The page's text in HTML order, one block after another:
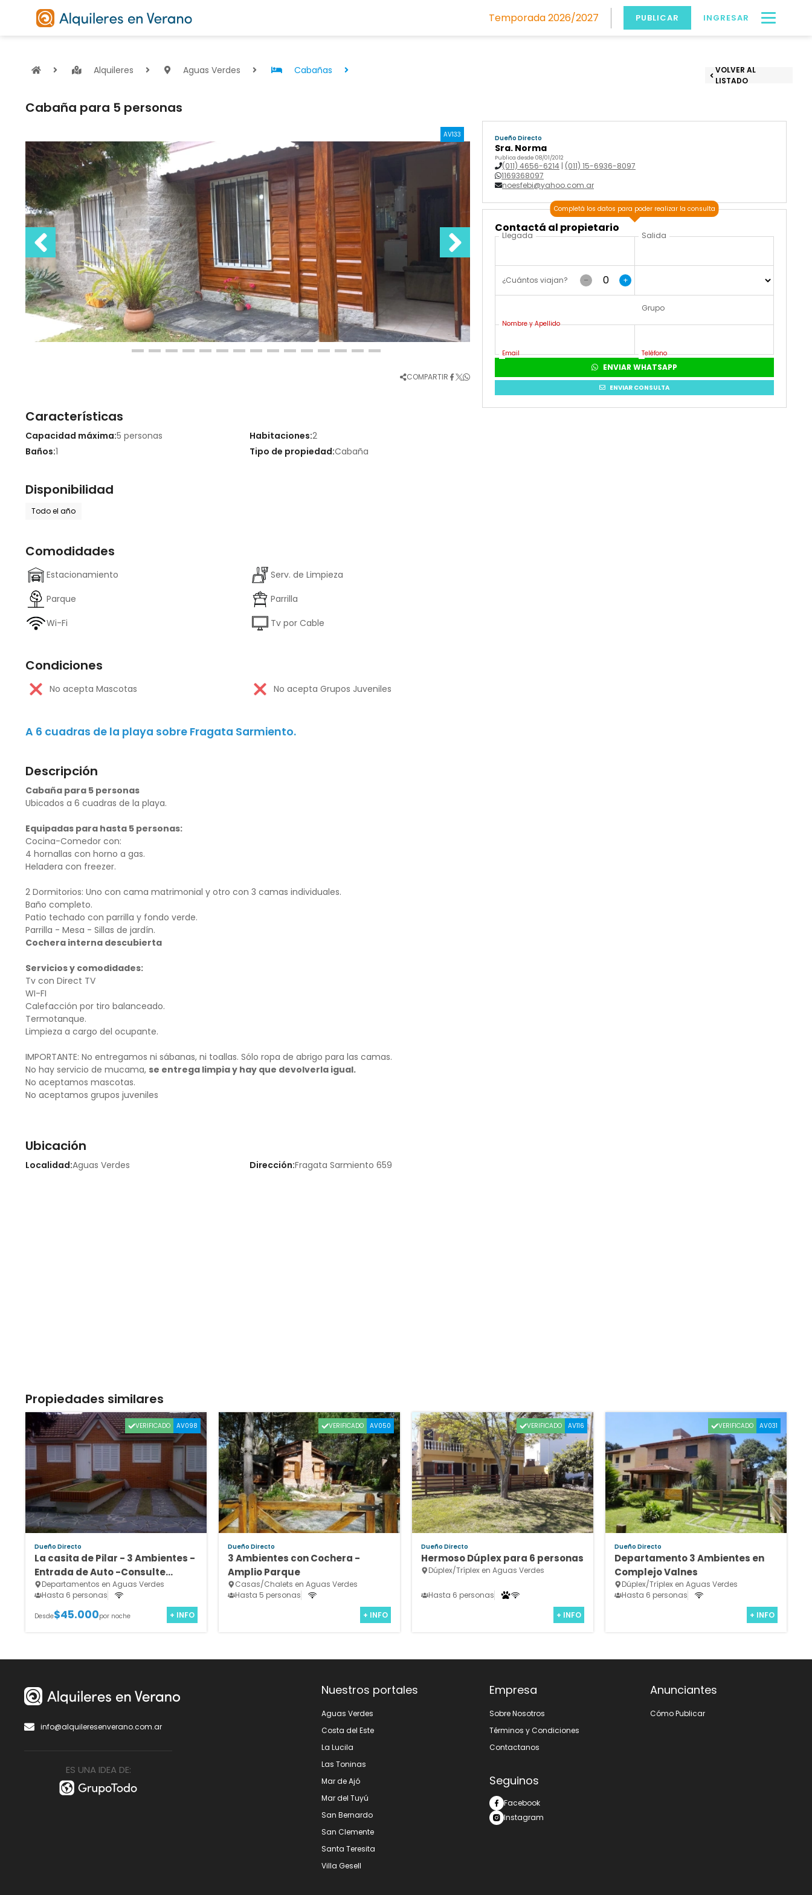
Temporada 2026/2027 PUBLICAR INGRESAR
Alquileres Aguas Verdes Cabañas
VOLVER AL
LISTADO
Cabaña para 5 personas
AV133
COMPARTIR
Características
Capacidad máxima:5 personas Habitaciones:2
Baños:1 Tipo de propiedad:Cabaña
Disponibilidad
Todo el año
Comodidades
Estacionamiento
Serv. de Limpieza
Parque
Parrilla
Wi-Fi
Tv por Cable
Condiciones
No acepta Mascotas No acepta Grupos Juveniles
A 6 cuadras de la playa sobre Fragata Sarmiento.
Descripción
Cabaña para 5 personas
Ubicados a 6 cuadras de la playa.
Equipadas para hasta 5 personas:
Cocina-Comedor con:
4 hornallas con horno a gas.
Heladera con freezer.
2 Dormitorios: Uno con cama matrimonial y otro con 3 camas individuales.
Baño completo.
Patio techado con parrilla y fondo verde.
Parrilla - Mesa - Sillas de jardín.
Cochera interna descubierta
Servicios y comodidades:
Tv con Direct TV
WI-FI
Calefacción por tiro balanceado.
Termotanque.
Limpieza a cargo del ocupante.
IMPORTANTE: No entregamos ni sábanas, ni toallas. Sólo ropa de abrigo para las camas.
No hay servicio de mucama, se entrega limpia y hay que devolverla igual.
No aceptamos mascotas.
No aceptamos grupos juveniles
Ubicación
Localidad:Aguas Verdes Dirección:Fragata Sarmiento 659
Dueño Directo
Sra. Norma
Publica desde 08/01/2012
(011) 4656-6214 | (011) 15-6936-8097
1169368097
noesfebi@yahoo.com.ar
Contactá al propietario
Completá los datos para poder realizar la consulta
Llegada Salida
– +
¿Cuántos viajan?
Grupo
Email Teléfono
Nombre y Apellido
Propiedades similares
VERIFICADO AV098
Dueño Directo
La casita de Pilar - 3 Ambientes -
Entrada de Auto -Consulte
Promociónes Especiales
Departamentos en Aguas Verdes
Hasta 6 personas
Desde$45.000por noche + INFO
VERIFICADO AV050
Dueño Directo
3 Ambientes con Cochera -
Amplio Parque
Casas/Chalets en Aguas Verdes
Hasta 5 personas
+ INFO
VERIFICADO AV116
Dueño Directo
Hermoso Dúplex para 6 personas
Dúplex/Tríplex en Aguas Verdes
Hasta 6 personas
+ INFO
VERIFICADO AV031
Dueño Directo
Departamento 3 Ambientes en
Complejo Valnes
Dúplex/Tríplex en Aguas Verdes
Hasta 6 personas
+ INFO
info@alquileresenverano.com.ar
ES UNA IDEA DE:
Nuestros portales
Aguas Verdes
Costa del Este
La Lucila
Las Toninas
Mar de Ajó
Mar del Tuyú
San Bernardo
San Clemente
Santa Teresita
Villa Gesell
Empresa
Sobre Nosotros
Términos y Condiciones
Contactanos
Seguinos
Facebook
Instagram
Anunciantes
Cómo Publicar